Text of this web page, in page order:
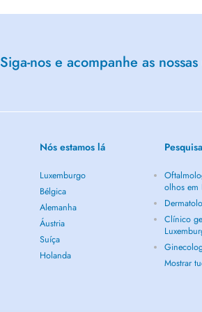
Siga-nos e acompanhe as
Nós estamos lá
Luxemburgo
Bélgica
Alemanha
Áustria
Suíça
Holanda
olhos em
Clínico
Mostrar